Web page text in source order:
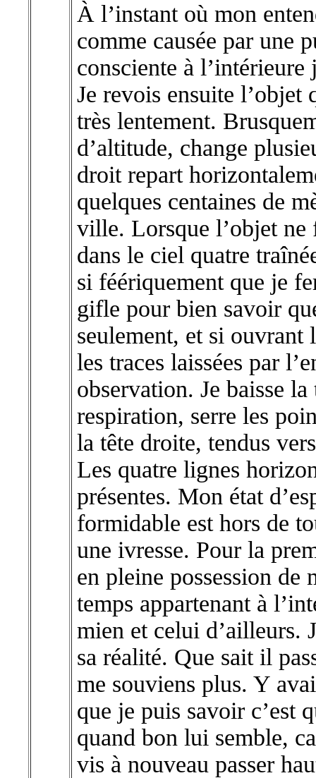
À l’instant où mon
comme causée par une
consciente à
Je revois ensuite l’objet
très lentement.
d’altitude, change
droit repart
quelques centaines de
ville. Lorsque l’objet
dans le ciel quatre
si féériquement que je
gifle pour bien savoir
seulement, et si ouvrant
les traces laissées par
observation. Je baisse
respiration, serre les
la tête droite, tendus
Les quatre lignes
présentes. Mon état
formidable est hors de
une ivresse. Pour la
en pleine possession de
temps appartenant à
mien et celui d’ailleurs.
sa réalité. Que sait il
me souviens plus. Y
que je puis savoir c’est
quand bon lui semble,
vis à nouveau passer